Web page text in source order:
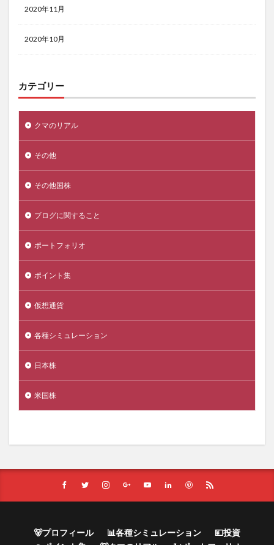
2020年11月
2020年10月
カテゴリー
クマのリアル
その他
その他国株
ブログに関すること
ポートフォリオ
ポイント集
仮想通貨
各種シミュレーション
日本株
米国株
🐻プロフィール 📊各種シミュレーション
💴投資